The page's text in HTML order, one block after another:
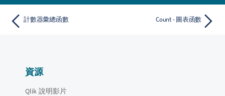
計數器彙總函數 Count - 圖表函數
資源
Qlik 說明影片